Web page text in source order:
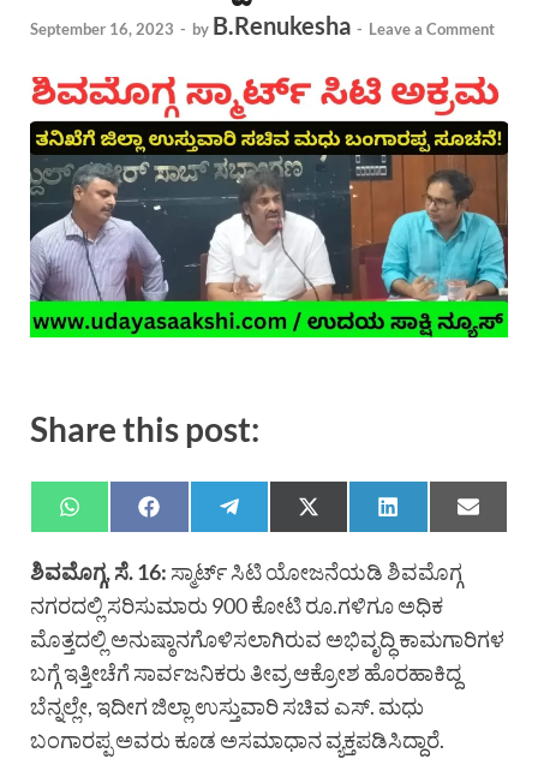
September 16, 2023 - by B.Renukesha - Leave a Comment
Share this post:
ಶಿವಮೊಗ್ಗ, ಸೆ. 16: ಸ್ಮಾರ್ಟ್ ಸಿಟಿ ಯೋಜನೆಯಡಿ ಶಿವಮೊಗ್ಗ
ನಗರದಲ್ಲಿ ಸರಿಸುಮಾರು 900 ಕೋಟಿ ರೂ.ಗಳಿಗೂ ಅಧಿಕ
ಮೊತ್ತದಲ್ಲಿ ಅನುಷ್ಠಾನಗೊಳಿಸಲಾಗಿರುವ ಅಭಿವೃದ್ಧಿ ಕಾಮಗಾರಿಗಳ
ಬಗ್ಗೆ ಇತ್ತೀಚೆಗೆ ಸಾರ್ವಜನಿಕರು ತೀವ್ರ ಆಕ್ರೋಶ ಹೊರಹಾಕಿದ್ದ
ಬೆನ್ನಲ್ಲೇ, ಇದೀಗ ಜಿಲ್ಲಾ ಉಸ್ತುವಾರಿ ಸಚಿವ ಎಸ್. ಮಧು
ಬಂಗಾರಪ್ಪ ಅವರು ಕೂಡ ಅಸಮಾಧಾನ ವ್ಯಕ್ತಪಡಿಸಿದ್ದಾರೆ.